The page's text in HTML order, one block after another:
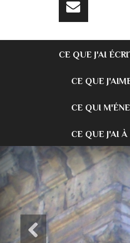
CE QUE J'AI
CE QUE
CE QUI
CE QUE J'AI À